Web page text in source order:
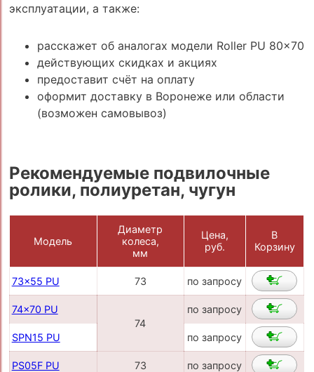
эксплуатации, а также:
расскажет об аналогах модели Roller PU 80x70
действующих скидках и акциях
предоставит счёт на оплату
оформит доставку в Воронеже или области
(возможен самовывоз)
Рекомендуемые подвилочные
ролики, полиуретан, чугун
Модель
Диаметр
колеса,
мм
Цена,
руб.
В
Корзину
73x55 PU 73 по запросу
74x70 PU
74
по запросу
SPN15 PU по запросу
PS05F PU 73 по запросу